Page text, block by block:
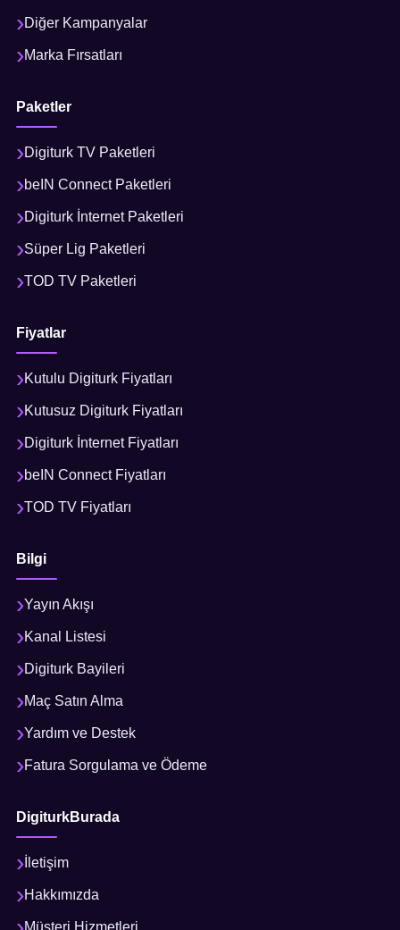
Diğer Kampanyalar
Marka Fırsatları
Paketler
Digiturk TV Paketleri
beIN Connect Paketleri
Digiturk İnternet Paketleri
Süper Lig Paketleri
TOD TV Paketleri
Fiyatlar
Kutulu Digiturk Fiyatları
Kutusuz Digiturk Fiyatları
Digiturk İnternet Fiyatları
beIN Connect Fiyatları
TOD TV Fiyatları
Bilgi
Yayın Akışı
Kanal Listesi
Digiturk Bayileri
Maç Satın Alma
Yardım ve Destek
Fatura Sorgulama ve Ödeme
DigiturkBurada
İletişim
Hakkımızda